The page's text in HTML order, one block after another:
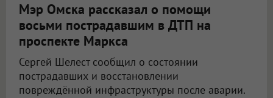
Мэр Омска рассказал о помощи
восьми пострадавшим в ДТП на
проспекте Маркса
Сергей Шелест сообщил о состоянии
пострадавших и восстановлении
повреждённой инфраструктуры после аварии.